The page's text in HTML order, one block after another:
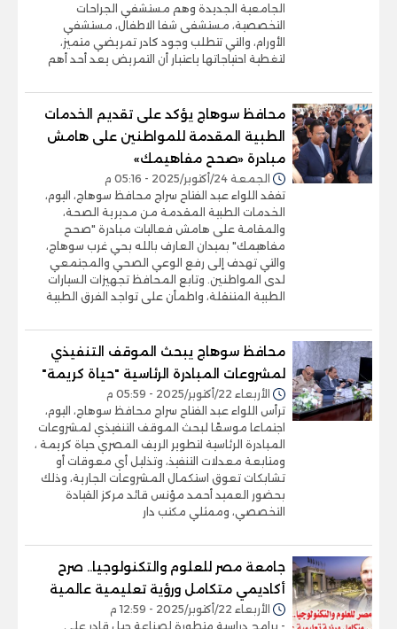
الجامعية الجديدة وهم مستشفي الجراحات
التخصصية، مستشفى شفا الاطفال، مستشفي
الأورام، والتي تتطلب وجود كادر تمريضي متميز،
لتغطية احتياجاتها ياعتبار أن التمريض يعد أحد أهم
محافظ سوهاج يؤكد على تقديم الخدمات
الطبية المقدمة للمواطنين على هامش
مبادرة «صحح مفاهيمك»
الجمعة 24/أكتوبر/2025 - 05:16 م
تفقد اللواء عبد الفتاح سراج محافظ سوهاج، اليوم،
الخدمات الطبية المقدمة من مديرية الصحة،
والمقامة على هامش فعاليات مبادرة "صحح
مفاهيمك" بميدان العارف بالله بحي غرب سوهاج،
والتي تهدف إلى رفع الوعي الصحي والمجتمعي
لدى المواطنين. وتابع المحافظ تجهيزات السيارات
الطبية المتنقلة، واطمأن على تواجد الفرق الطبية
محافظ سوهاج يبحث الموقف التنفيذي
لمشروعات المبادرة الرئاسية "حياة كريمة"
الأربعاء 22/أكتوبر/2025 - 05:59 م
ترأس اللواء عبد الفتاح سراج محافظ سوهاج، اليوم،
اجتماعا موسعًا لبحث الموقف التنفيذي لمشروعات
المبادرة الرئاسية لتطوير الريف المصري حياة كريمة ،
ومتابعة معدلات التنفيذ، وتذليل أي معوقات أو
تشابكات تعوق استكمال المشروعات الجارية، وذلك
بحضور العميد أحمد مؤنس قائد مركز القيادة
التخصصي، وممثلي مكتب دار
جامعة مصر للعلوم والتكنولوجيا.. صرح
أكاديمي متكامل ورؤية تعليمية عالمية
الأربعاء 22/أكتوبر/2025 - 12:59 م
- برامج دراسية متطورة لصناعة جيل قادر على